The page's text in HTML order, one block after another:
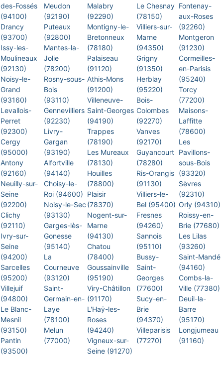
des-Fossés
(94100)
Drancy
(93700)
Issy-les-
Moulineaux
(92130)
Noisy-le-
Grand
(93160)
Levallois-
Perret
(92300)
Cergy
(95000)
Antony
(92160)
Neuilly-sur-
Seine
(92200)
Clichy
(92110)
Ivry-sur-
Seine
(94200)
Sarcelles
(95200)
Villejuif
(94800)
Le Blanc-
Mesnil
(93150)
Pantin
(93500)
Meudon
(92190)
Puteaux
(92800)
Mantes-la-
Jolie
(78200)
Rosny-sous-
Bois
(93110)
Gennevilliers
(92230)
Livry-
Gargan
(93190)
Alfortville
(94140)
Choisy-le-
Roi (94600)
Noisy-le-Sec
(93130)
Garges-lès-
Gonesse
(95140)
La
Courneuve
(93120)
Saint-
Germain-en-
Laye
(78100)
Melun
(77000)
Malabry
(92290)
Montigny-le-
Bretonneux
(78180)
Palaiseau
(91120)
Athis-Mons
(91200)
Villeneuve-
Saint-Georges
(94190)
Trappes
(78190)
Les Mureaux
(78130)
Houilles
(78800)
Plaisir
(78370)
Nogent-sur-
Marne
(94130)
Chatou
(78400)
Goussainville
(95190)
Viry-Châtillon
(91170)
L'Haÿ-les-
Roses
(94240)
Vigneux-sur-
Seine (91270)
Le Chesnay
(78150)
Villiers-sur-
Marne
(94350)
Grigny
(91350)
Herblay
(95220)
Bois-
Colombes
(92270)
Vanves
(92170)
Guyancourt
(78280)
Ris-Orangis
(91130)
Villiers-le-
Bel (95400)
Fresnes
(94260)
Sannois
(95110)
Bussy-
Saint-
Georges
(77600)
Sucy-en-
Brie
(94370)
Villeparisis
(77270)
Fontenay-
aux-Roses
(92260)
Montgeron
(91230)
Cormeilles-
en-Parisis
(95240)
Torcy
(77200)
Maisons-
Laffitte
(78600)
Les
Pavillons-
sous-Bois
(93320)
Sèvres
(92310)
Orly (94310)
Roissy-en-
Brie (77680)
Les Lilas
(93260)
Saint-Mandé
(94160)
Combs-la-
Ville (77380)
Deuil-la-
Barre
(95170)
Longjumeau
(91160)